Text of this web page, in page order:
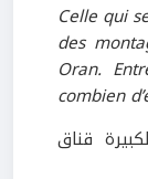
Celle qui
des
Oran.
combien
قناق